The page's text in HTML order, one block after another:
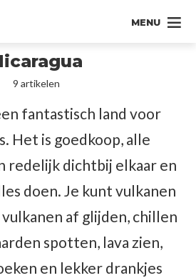
MENU
9 artikelen
fantastisch land voor
Het is goedkoop, alle
redelijk dichtbij elkaar en
doen. Je kunt vulkanen
af glijden, chillen
spotten, lava zien,
en lekker drankjes